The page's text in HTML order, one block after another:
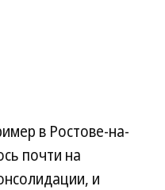
в Ростове-на-
почти на
и